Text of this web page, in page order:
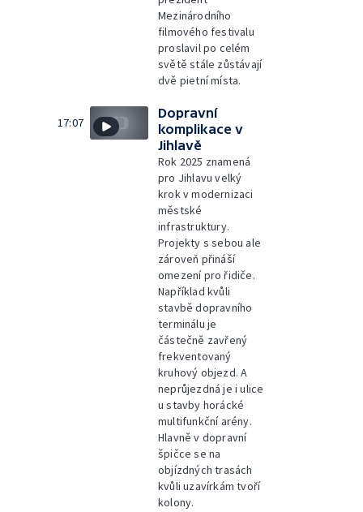
Mezinárodního
filmového festivalu
proslavil po celém
světě stále zůstávají
dvě pietní místa.
17:07
Dopravní
komplikace v
Jihlavě
Rok 2025 znamená
pro Jihlavu velký
krok v modernizaci
městské
infrastruktury.
Projekty s sebou ale
zároveň přináší
omezení pro řidiče.
Například kvůli
stavbě dopravního
terminálu je
částečně zavřený
frekventovaný
kruhový objezd. A
neprůjezdná je i ulice
u stavby horácké
multifunkční arény.
Hlavně v dopravní
špičce se na
objízdných trasách
kvůli uzavírkám tvoří
kolony.